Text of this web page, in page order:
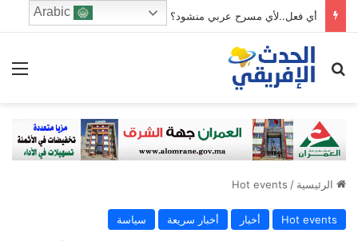
أي فعل..لأي مسرح عربي منشود؟
ابحث عن
الرئيسية /
Hot events
Hot events أخبار أخبار سريعة سياسة
Arabic